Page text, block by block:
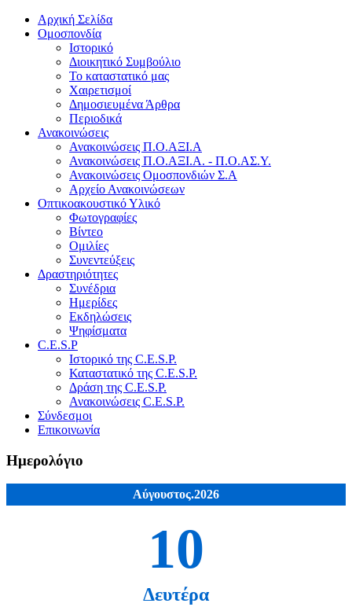
Αρχική Σελίδα
Ομοσπονδία
Ιστορικό
Διοικητικό Συμβούλιο
Το καταστατικό μας
Χαιρετισμοί
Δημοσιευμένα Άρθρα
Περιοδικά
Ανακοινώσεις
Ανακοινώσεις Π.Ο.ΑΞΙ.Α
Ανακοινώσεις Π.Ο.ΑΞΙ.Α. - Π.Ο.ΑΣ.Υ.
Ανακοινώσεις Ομοσπονδιών Σ.Α
Αρχείο Ανακοινώσεων
Οπτικοακουστικό Υλικό
Φωτογραφίες
Βίντεο
Ομιλίες
Συνεντεύξεις
Δραστηριότητες
Συνέδρια
Ημερίδες
Εκδηλώσεις
Ψηφίσματα
C.E.S.P
Ιστορικό της C.E.S.P.
Καταστατικό της C.E.S.P.
Δράση της C.E.S.P.
Ανακοινώσεις C.E.S.P.
Σύνδεσμοι
Επικοινωνία
Ημερολόγιο
Αύγουστος.2026
10
Δευτέρα